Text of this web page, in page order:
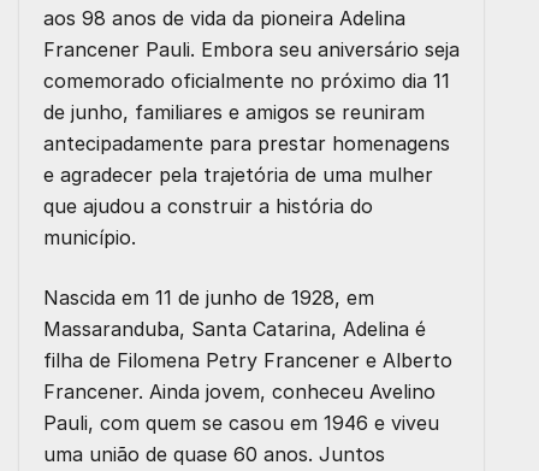
aos 98 anos de vida da pioneira Adelina
Francener Pauli. Embora seu aniversário seja
comemorado oficialmente no próximo dia 11
de junho, familiares e amigos se reuniram
antecipadamente para prestar homenagens
e agradecer pela trajetória de uma mulher
que ajudou a construir a história do
município.
Nascida em 11 de junho de 1928, em
Massaranduba, Santa Catarina, Adelina é
filha de Filomena Petry Francener e Alberto
Francener. Ainda jovem, conheceu Avelino
Pauli, com quem se casou em 1946 e viveu
uma união de quase 60 anos. Juntos